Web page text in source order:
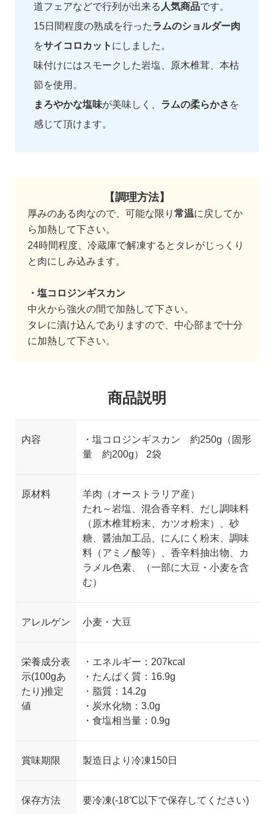
道フェアなどで行列が出来る 人気商品です。
15日間程度の熟成を行ったラムのショルダー肉
をサイコロカット にしました。
味付けにはスモークした岩塩、原木椎茸、本枯
節を使用。
まろやかな塩味が美味しく、 ラムの柔らかさ を
感じて頂けます。
【調理方法】
厚みのある肉なので、可能な限り 常温に戻してか
ら加熱して下さい。
24時間程度、冷蔵庫で解凍するとタレがじっくり
と肉にしみ込みます。
・塩コロジンギスカン
中火から強火の間で加熱して下さい。
タレに漬け込んでありますので、中心部まで十分
に加熱して下さい。
商品説明
内容
・塩コロジンギスカン 約250g（固形
量 約200g） 2袋
原材料
羊肉（オーストラリア産）
たれ～岩塩、混合香辛料、だし調味料
（原木椎茸粉末、カツオ粉末）、砂
糖、醤油加工品、にんにく粉末、調味
料（アミノ酸等）、香辛料抽出物、カ
ラメル色素、（一部に大豆・小麦を含
む）
アレルゲン 小麦・大豆
栄養成分表
示(100gあ
たり)推定
値
・エネルギー：207kcal
・たんぱく質：16.9g
・脂質：14.2g
・炭水化物：3.0g
・食塩相当量：0.9g
賞味期限 製造日より冷凍150日
保存方法 要冷凍(-18℃以下で保存してください)